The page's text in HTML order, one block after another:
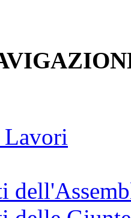
Lavori